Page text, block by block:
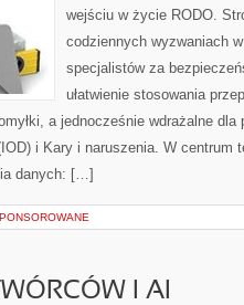
wejściu w życie RODO.
codziennych wyzwaniach
specjalistów za
ułatwienie stosowania
a jednocześnie wdrażalne
i Kary i naruszenia. W centrum
danych: […]
I AI